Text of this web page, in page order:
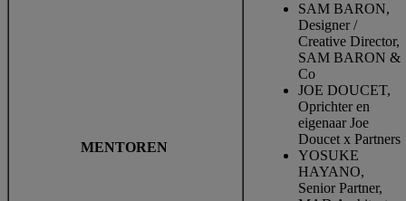
MENTOREN
SAM BARON,
Designer /
Creative Director,
SAM BARON &
Co
JOE DOUCET,
Oprichter en
eigenaar Joe
Doucet x Partners
YOSUKE
HAYANO,
Senior Partner,